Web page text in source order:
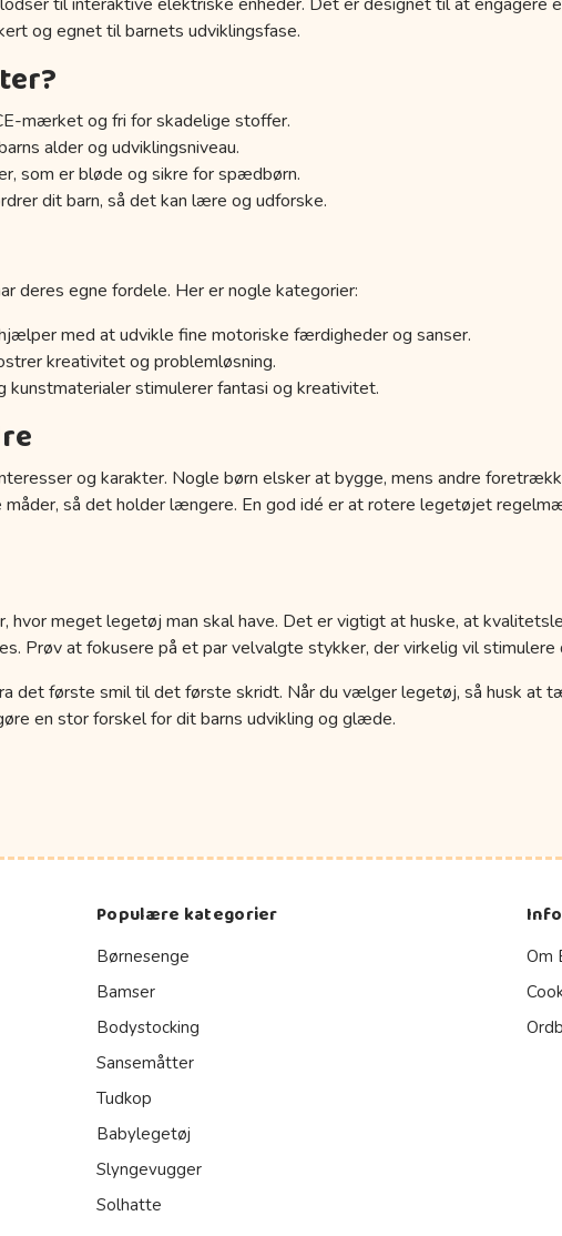
og egnet til barnets udviklingsfase.
mærket og fri for skadelige stoffer.
alder og udviklingsniveau.
som er bløde og sikre for spædbørn.
dit barn, så det kan lære og udforske.
deres egne fordele. Her er nogle kategorier:
med at udvikle fine motoriske færdigheder og sanser.
kreativitet og problemløsning.
kunstmaterialer stimulerer fantasi og kreativitet.
og karakter. Nogle børn elsker at bygge, mens andre
så det holder længere. En god idé er at rotere legetøjet
meget legetøj man skal have. Det er vigtigt at huske, at
Prøv at fokusere på et par velvalgte stykker, der virkelig vil stimulere
det første smil til det første skridt. Når du vælger legetøj, så husk at
en stor forskel for dit barns udvikling og glæde.
Populære kategorier
Børnesenge
Bamser
Bodystocking
Sansemåtter
Tudkop
Babylegetøj
Slyngevugger
Solhatte
Om